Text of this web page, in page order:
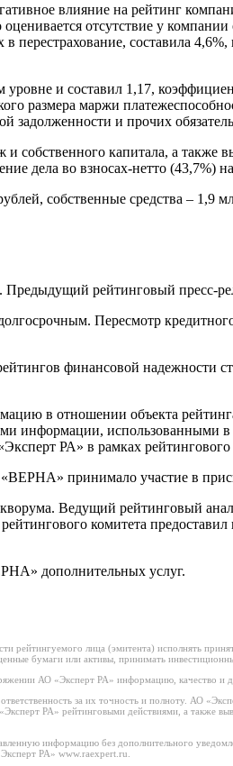
влияние на рейтинг
отсутствие у
составила
и составил 1,17,
размера маржи
и прочих
собственного капитала, а
дела во взносах-нетто (43,7%)
собственные средства – 1,9
рейтинговый пресс-
Пересмотр
финансовой надежности
в отношении объекта
использованными в
РА» в рамках рейтингового
принимало участие в
Ведущий рейтинговый
комитета
дополнительных услуг.
лица (эмитента) исполнять
бумаги или активы, принимать
АО «Эксперт РА» информацию, качество и
за их точность и полноту. АО
РА» рейтинговыми действиями, а также
информацию без дополнительного
РА» www.raexpert.ru.